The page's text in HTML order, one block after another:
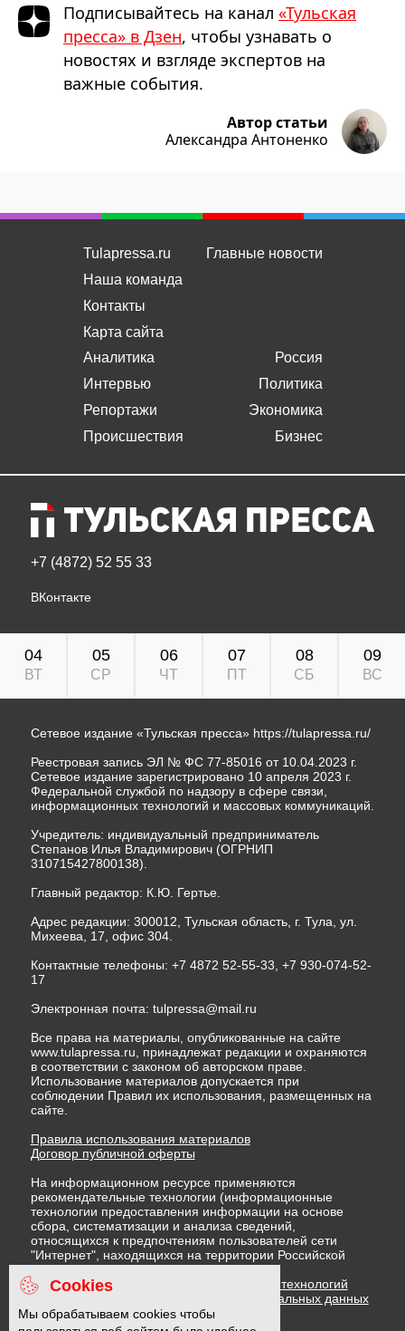
Подписывайтесь на канал «Тульская
пресса» в Дзен, чтобы узнавать о
новостях и взгляде экспертов на
важные события.
Автор статьи
Александра Антоненко
Tulapressa.ru
Наша команда
Контакты
Карта сайта
Главные новости
Аналитика
Интервью
Репортажи
Происшествия
Россия
Политика
Экономика
Бизнес
+7 (4872) 52 55 33
ВКонтакте
04
ВТ
05
СР
06
ЧТ
07
ПТ
08
СБ
09
ВС
Сетевое издание «Тульская пресса» https://tulapressa.ru/
Реестровая запись ЭЛ № ФС 77-85016 от 10.04.2023 г.
Сетевое издание зарегистрировано 10 апреля 2023 г.
Федеральной службой по надзору в сфере связи,
информационных технологий и массовых коммуникаций.
Учредитель: индивидуальный предприниматель
Степанов Илья Владимирович (ОГРНИП
310715427800138).
Главный редактор: К.Ю. Гертье.
Адрес редакции: 300012, Тульская область, г. Тула, ул.
Михеева, 17, офис 304.
Контактные телефоны: +7 4872 52-55-33, +7 930-074-52-
17
Электронная почта: tulpressa@mail.ru
Все права на материалы, опубликованные на сайте
www.tulapressa.ru, принадлежат редакции и охраняются
в соответствии с законом об авторском праве.
Использование материалов допускается при
соблюдении Правил их использования, размещенных на
сайте.
Правила использования материалов
Договор публичной оферты
На информационном ресурсе применяются
рекомендательные технологии (информационные
технологии предоставления информации на основе
сбора, систематизации и анализа сведений,
относящихся к предпочтениям пользователей сети
"Интернет", находящихся на территории Российской
Федерации)
Правила применения рекомендательных технологий
Политика в отношении обработки персональных данных
Политика обработки файлов cookie
Cookies
Мы обрабатываем cookies чтобы